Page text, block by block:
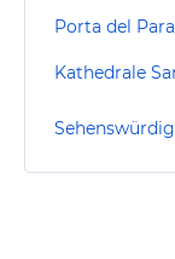
Porta del
Kathedrale